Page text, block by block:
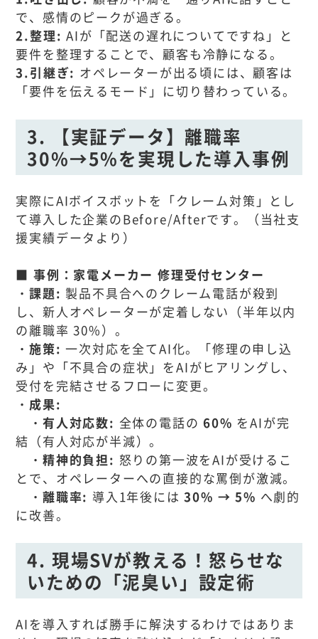
で、感情のピークが過ぎる。
2.整理: AIが「配送の遅れについてですね」と
要件を整理することで、顧客も冷静になる。
3.引継ぎ: オペレーターが出る頃には、顧客は
「要件を伝えるモード」に切り替わっている。
3. 【実証データ】離職率
30%→5%を実現した導入事例
実際にAIボイスボットを「クレーム対策」とし
て導入した企業のBefore/Afterです。（当社支
援実績データより）
■ 事例：家電メーカー 修理受付センター
・課題: 製品不具合へのクレーム電話が殺到
し、新人オペレーターが定着しない（半年以内
の離職率 30%）。
・施策: 一次対応を全てAI化。「修理の申し込
み」や「不具合の症状」をAIがヒアリングし、
受付を完結させるフローに変更。
・成果:
・有人対応数: 全体の電話の60% をAIが完
結（有人対応が半減）。
・精神的負担: 怒りの第一波をAIが受けるこ
とで、オペレーターへの直接的な罵倒が激減。
・離職率: 導入1年後には30% → 5% へ劇的
に改善。
4. 現場SVが教える！怒らせな
いための「泥臭い」設定術
AIを導入すれば勝手に解決するわけではありま